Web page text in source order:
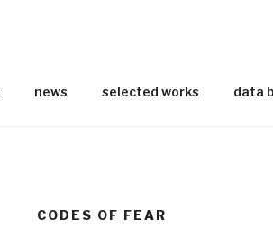
news selected works data
CODES OF FEAR